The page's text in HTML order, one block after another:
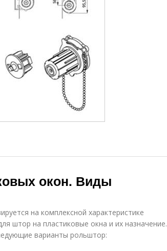
окон. Виды
на комплексной характеристике
штор на пластиковые окна и их назначение.
варианты рольштор: